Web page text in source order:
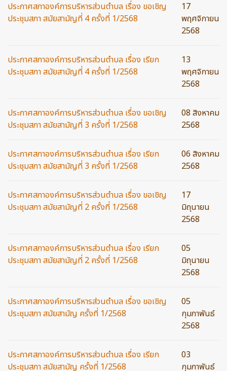
ประกาศสภาองค์การบริหารส่วนตำบล เรื่อง ขอเชิญ
ประชุมสภา สมัยสามัญที่ 4 ครั้งที่ 1/2568
17
พฤศจิกายน
2568
ประกาศสภาองค์การบริหารส่วนตำบล เรื่อง เรียก
ประชุมสภา สมัยสามัญที่ 4 ครั้งที่ 1/2568
13
พฤศจิกายน
2568
ประกาศสภาองค์การบริหารส่วนตำบล เรื่อง ขอเชิญ
ประชุมสภา สมัยสามัญที่ 3 ครั้งที่ 1/2568
08 สิงหาคม
2568
ประกาศสภาองค์การบริหารส่วนตำบล เรื่อง เรียก
ประชุมสภา สมัยสามัญที่ 3 ครั้งที่ 1/2568
06 สิงหาคม
2568
ประกาศสภาองค์การบริหารส่วนตำบล เรื่อง ขอเชิญ
ประชุมสภา สมัยสามัญที่ 2 ครั้งที่ 1/2568
17
มิถุนายน
2568
ประกาศสภาองค์การบริหารส่วนตำบล เรื่อง เรียก
ประชุมสภา สมัยสามัญที่ 2 ครั้งที่ 1/2568
05
มิถุนายน
2568
ประกาศสภาองค์การบริหารส่วนตำบล เรื่อง ขอเชิญ
ประชุมสภา สมัยสามัญ ครั้งที่ 1/2568
05
กุมภาพันธ์
2568
ประกาศสภาองค์การบริหารส่วนตำบล เรื่อง เรียก
ประชุมสภา สมัยสามัญ ครั้งที่ 1/2568
03
กุมภาพันธ์